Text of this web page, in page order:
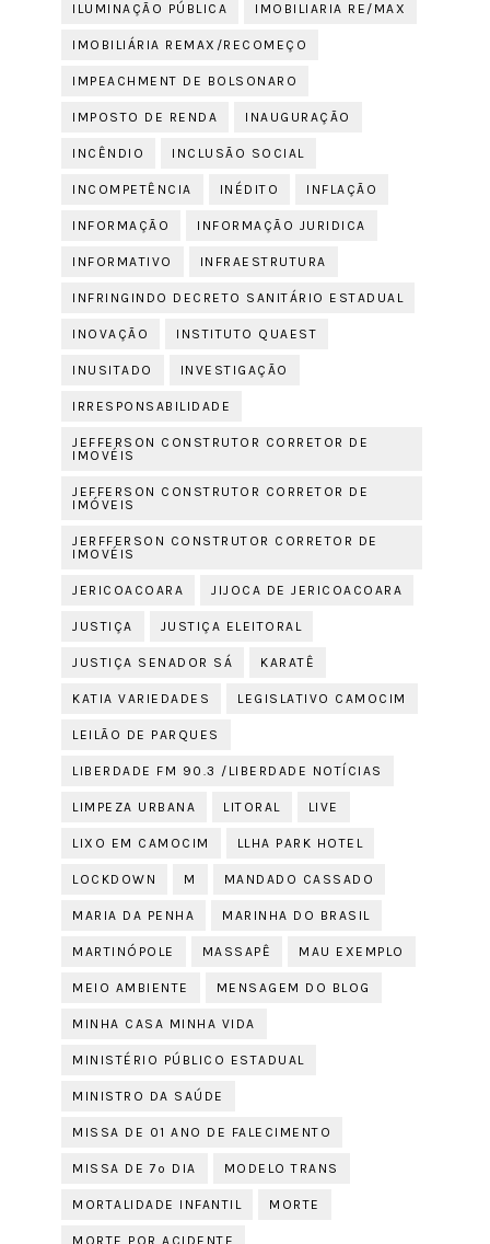
ILUMINAÇÃO PÚBLICA IMOBILIARIA RE/MAX
IMOBILIÁRIA REMAX/RECOMEÇO
IMPEACHMENT DE BOLSONARO
IMPOSTO DE RENDA INAUGURAÇÃO
INCÊNDIO INCLUSÃO SOCIAL
INCOMPETÊNCIA INÉDITO INFLAÇÃO
INFORMAÇÃO INFORMAÇÃO JURIDICA
INFORMATIVO INFRAESTRUTURA
INFRINGINDO DECRETO SANITÁRIO ESTADUAL
INOVAÇÃO INSTITUTO QUAEST
INUSITADO INVESTIGAÇÃO
IRRESPONSABILIDADE
JEFFERSON CONSTRUTOR CORRETOR DE
IMOVÉIS
JEFFERSON CONSTRUTOR CORRETOR DE
IMÓVEIS
JERFFERSON CONSTRUTOR CORRETOR DE
IMOVÉIS
JERICOACOARA JIJOCA DE JERICOACOARA
JUSTIÇA JUSTIÇA ELEITORAL
JUSTIÇA SENADOR SÁ KARATÊ
KATIA VARIEDADES LEGISLATIVO CAMOCIM
LEILÃO DE PARQUES
LIBERDADE FM 90.3 /LIBERDADE NOTÍCIAS
LIMPEZA URBANA LITORAL LIVE
LIXO EM CAMOCIM LLHA PARK HOTEL
LOCKDOWN M MANDADO CASSADO
MARIA DA PENHA MARINHA DO BRASIL
MARTINÓPOLE MASSAPÊ MAU EXEMPLO
MEIO AMBIENTE MENSAGEM DO BLOG
MINHA CASA MINHA VIDA
MINISTÉRIO PÚBLICO ESTADUAL
MINISTRO DA SAÚDE
MISSA DE 01 ANO DE FALECIMENTO
MISSA DE 7º DIA MODELO TRANS
MORTALIDADE INFANTIL MORTE
MORTE POR ACIDENTE